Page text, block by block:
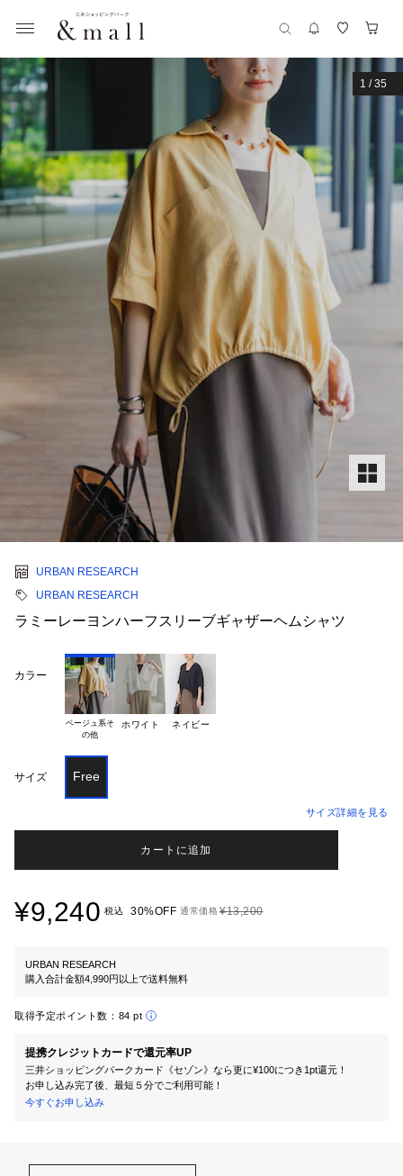
1 /35
URBAN RESEARCH
URBAN RESEARCH
ラミーレーヨンハーフスリーブギャザーヘムシャツ
カラー
ベージュ系そ
ホワイト ネイビー
サイズ Free
サイズ詳細を見る
カートに追加
¥9,240 税込 30%OFF 通常価格¥13,200
URBAN RESEARCH
購入合計金額4,990円以上で送料無料
取得予定ポイント数： 84 pt
提携クレジットカードで還元率UP
三井ショッピングパークカード《セゾン》なら更に¥100につき1pt還元！
お申し込み完了後、最短５分でご利用可能！
今すぐお申し込み